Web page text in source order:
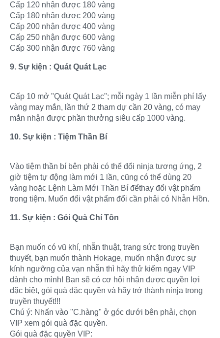
Cấp 120 nhận được 180 vàng
Cấp 180 nhận được 200 vàng
Cấp 200 nhận được 400 vàng
Cấp 250 nhận được 600 vàng
Cấp 300 nhận được 760 vàng
9. Sự kiện : Quát Quát Lạc
Cấp 10 mở "Quát Quát Lạc"; mỗi ngày 1 lần miễn phí lấy
vàng may mắn, lần thứ 2 tham dự cần 20 vàng, có may
mắn nhận được phần thưởng siêu cấp 1000 vàng.
10. Sự kiện : Tiệm Thần Bí
Vào tiệm thần bí bên phải có thể đổi ninja tương ứng, 2
giờ tiệm tự động làm mới 1 lần, cũng có thể dùng 20
vàng hoặc Lệnh Làm Mới Thần Bí đểthay đổi vật phẩm
trong tiệm. Muốn đổi vật phẩm đổi cần phải có Nhẫn Hồn.
11. Sự kiện : Gói Quà Chí Tôn
Bạn muốn có vũ khí, nhẫn thuật, trang sức trong truyền
thuyết, bạn muốn thành Hokage, muốn nhận được sự
kính ngưỡng của vạn nhẫn thì hãy thử kiếm ngay VIP
dành cho mình! Bạn sẽ có cơ hội nhận được quyền lợi
đặc biệt, gói quà đặc quyền và hãy trở thành ninja trong
truyền thuyết!!!
Chú ý: Nhấn vào "C.hàng" ở góc dưới bên phải, chọn
VIP xem gói quà đặc quyền.
Gói quà đặc quyền VIP: